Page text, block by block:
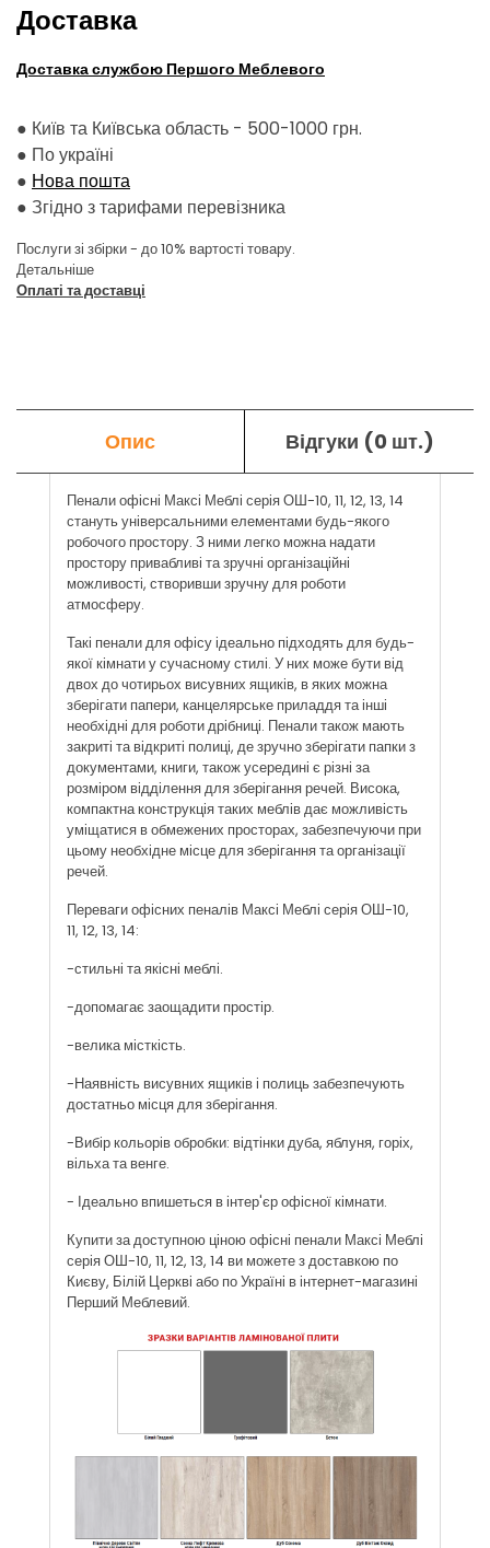
Доставка
Доставка службою Першого Меблевого
● Київ та Київська область - 500-1000 грн.
● По україні
● Нова пошта
● Згідно з тарифами перевізника
Послуги зі збірки - до 10% вартості товару.
Детальніше
Оплаті та доставці
Опис Відгуки (0 шт.)
Пенали офісні Максі Меблі серія ОШ-10, 11, 12, 13, 14
стануть універсальними елементами будь-якого
робочого простору. З ними легко можна надати
простору привабливі та зручні організаційні
можливості, створивши зручну для роботи
атмосферу.
Такі пенали для офісу ідеально підходять для будь-
якої кімнати у сучасному стилі. У них може бути від
двох до чотирьох висувних ящиків, в яких можна
зберігати папери, канцелярське приладдя та інші
необхідні для роботи дрібниці. Пенали також мають
закриті та відкриті полиці, де зручно зберігати папки з
документами, книги, також усередині є різні за
розміром відділення для зберігання речей. Висока,
компактна конструкція таких меблів дає можливість
уміщатися в обмежених просторах, забезпечуючи при
цьому необхідне місце для зберігання та організації
речей.
Переваги офісних пеналів Максі Меблі серія ОШ-10,
11, 12, 13, 14:
-стильні та якісні меблі.
-допомагає заощадити простір.
-велика місткість.
-Наявність висувних ящиків і полиць забезпечують
достатньо місця для зберігання.
-Вибір кольорів обробки: відтінки дуба, яблуня, горіх,
вільха та венге.
- Ідеально впишеться в інтер'єр офісної кімнати.
Купити за доступною ціною офісні пенали Максі Меблі
серія ОШ-10, 11, 12, 13, 14 ви можете з доставкою по
Києву, Білій Церкві або по Україні в інтернет-магазині
Перший Меблевий.